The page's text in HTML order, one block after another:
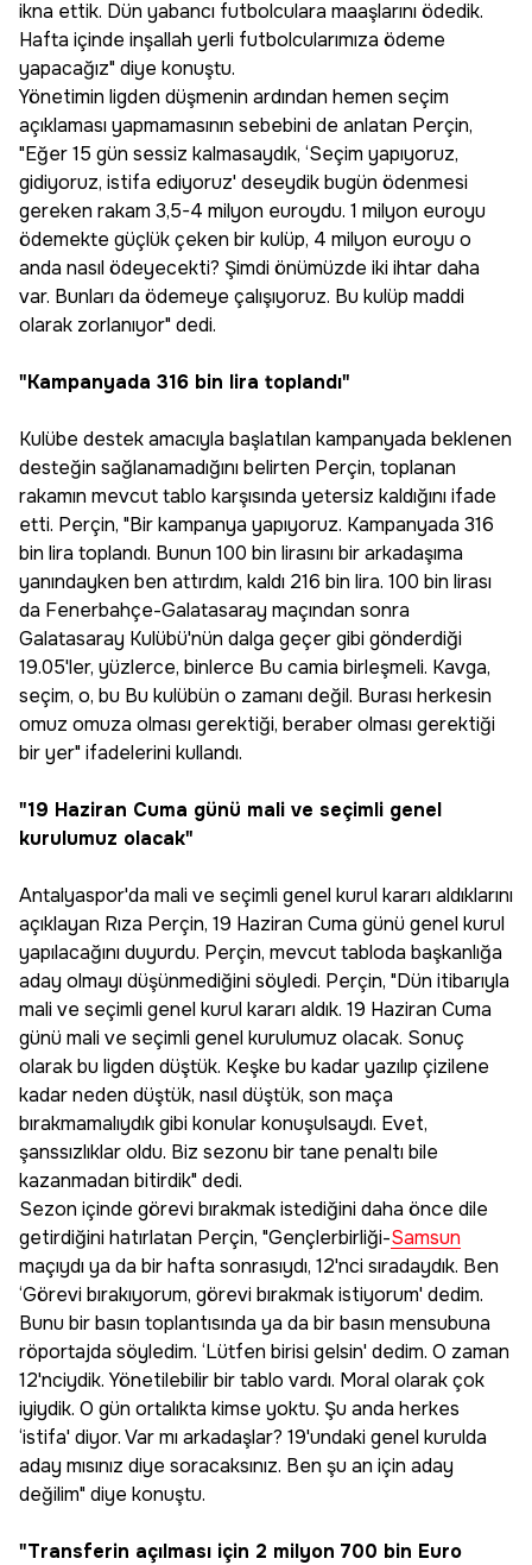
ikna ettik. Dün yabancı futbolculara maaşlarını ödedik.
Hafta içinde inşallah yerli futbolcularımıza ödeme
yapacağız" diye konuştu.
Yönetimin ligden düşmenin ardından hemen seçim
açıklaması yapmamasının sebebini de anlatan Perçin,
"Eğer 15 gün sessiz kalmasaydık, ‘Seçim yapıyoruz,
gidiyoruz, istifa ediyoruz' deseydik bugün ödenmesi
gereken rakam 3,5-4 milyon euroydu. 1 milyon euroyu
ödemekte güçlük çeken bir kulüp, 4 milyon euroyu o
anda nasıl ödeyecekti? Şimdi önümüzde iki ihtar daha
var. Bunları da ödemeye çalışıyoruz. Bu kulüp maddi
olarak zorlanıyor" dedi.
"Kampanyada 316 bin lira toplandı"
Kulübe destek amacıyla başlatılan kampanyada beklenen
desteğin sağlanamadığını belirten Perçin, toplanan
rakamın mevcut tablo karşısında yetersiz kaldığını ifade
etti. Perçin, "Bir kampanya yapıyoruz. Kampanyada 316
bin lira toplandı. Bunun 100 bin lirasını bir arkadaşıma
yanındayken ben attırdım, kaldı 216 bin lira. 100 bin lirası
da Fenerbahçe-Galatasaray maçından sonra
Galatasaray Kulübü'nün dalga geçer gibi gönderdiği
19.05'ler, yüzlerce, binlerce Bu camia birleşmeli. Kavga,
seçim, o, bu Bu kulübün o zamanı değil. Burası herkesin
omuz omuza olması gerektiği, beraber olması gerektiği
bir yer" ifadelerini kullandı.
"19 Haziran Cuma günü mali ve seçimli genel
kurulumuz olacak"
Antalyaspor'da mali ve seçimli genel kurul kararı aldıklarını
açıklayan Rıza Perçin, 19 Haziran Cuma günü genel kurul
yapılacağını duyurdu. Perçin, mevcut tabloda başkanlığa
aday olmayı düşünmediğini söyledi. Perçin, "Dün itibarıyla
mali ve seçimli genel kurul kararı aldık. 19 Haziran Cuma
günü mali ve seçimli genel kurulumuz olacak. Sonuç
olarak bu ligden düştük. Keşke bu kadar yazılıp çizilene
kadar neden düştük, nasıl düştük, son maça
bırakmamalıydık gibi konular konuşulsaydı. Evet,
şanssızlıklar oldu. Biz sezonu bir tane penaltı bile
kazanmadan bitirdik" dedi.
Sezon içinde görevi bırakmak istediğini daha önce dile
getirdiğini hatırlatan Perçin, "Gençlerbirliği-Samsun
maçıydı ya da bir hafta sonrasıydı, 12'nci sıradaydık. Ben
‘Görevi bırakıyorum, görevi bırakmak istiyorum' dedim.
Bunu bir basın toplantısında ya da bir basın mensubuna
röportajda söyledim. ‘Lütfen birisi gelsin' dedim. O zaman
12'nciydik. Yönetilebilir bir tablo vardı. Moral olarak çok
iyiydik. O gün ortalıkta kimse yoktu. Şu anda herkes
‘istifa' diyor. Var mı arkadaşlar? 19'undaki genel kurulda
aday mısınız diye soracaksınız. Ben şu an için aday
değilim" diye konuştu.
"Transferin açılması için 2 milyon 700 bin Euro